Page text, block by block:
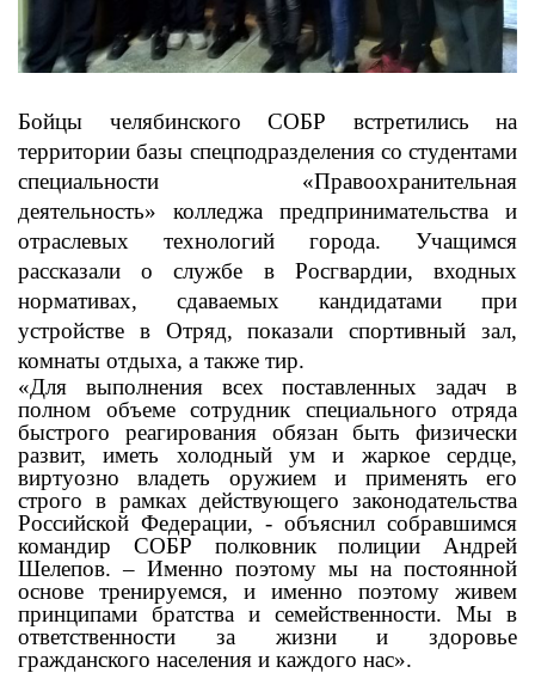
Бойцы челябинского СОБР встретились на
территории базы спецподразделения со студентами
специальности «Правоохранительная
деятельность» колледжа предпринимательства и
отраслевых технологий города. Учащимся
рассказали о службе в Росгвардии, входных
нормативах, сдаваемых кандидатами при
устройстве в Отряд, показали спортивный зал,
комнаты отдыха, а также тир.
«Для выполнения всех поставленных задач в
полном объеме сотрудник специального отряда
быстрого реагирования обязан быть физически
развит, иметь холодный ум и жаркое сердце,
виртуозно владеть оружием и применять его
строго в рамках действующего законодательства
Российской Федерации, - объяснил собравшимся
командир СОБР полковник полиции Андрей
Шелепов. – Именно поэтому мы на постоянной
основе тренируемся, и именно поэтому живем
принципами братства и семейственности. Мы в
ответственности за жизни и здоровье
гражданского населения и каждого нас».